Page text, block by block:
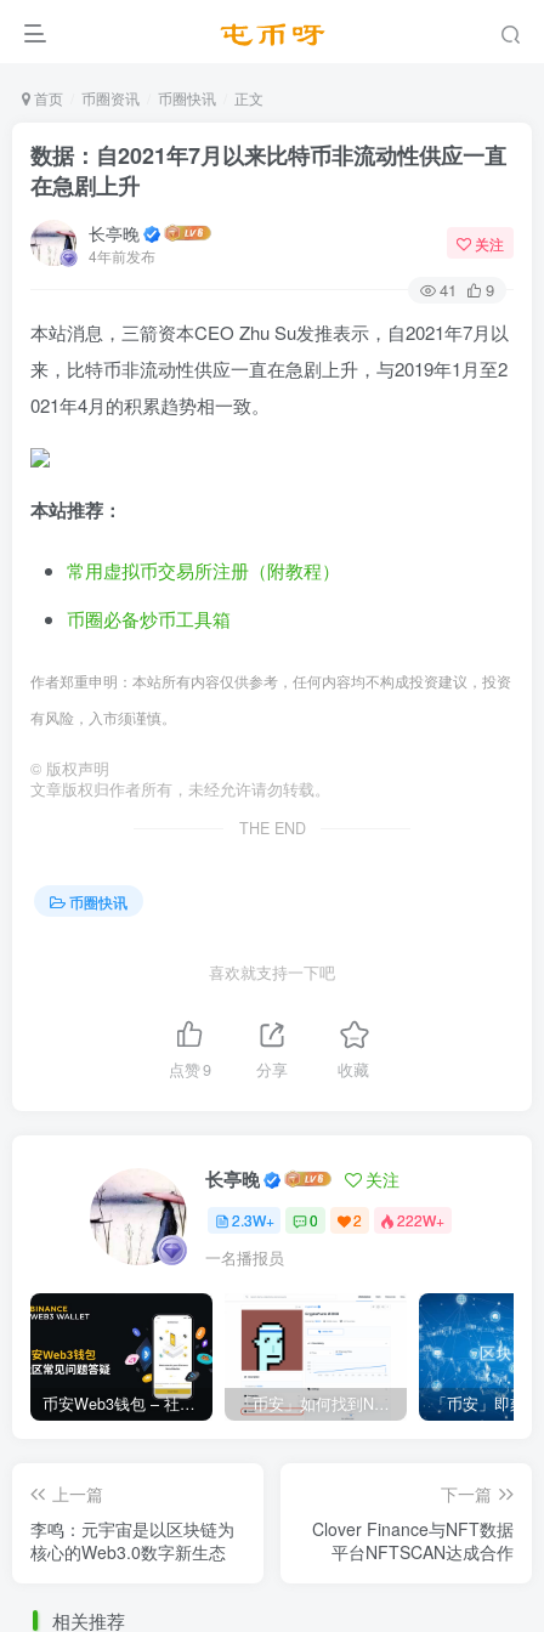
首页 币圈资讯 币圈快讯 正文
数据：自2021年7月以来比特币非流动性供应一直
在急剧上升
长亭晚
4年前发布
关注
41 9
本站消息，三箭资本CEO Zhu Su发推表示，自2021年7月以
来，比特币非流动性供应一直在急剧上升，与2019年1月至2
021年4月的积累趋势相一致。
本站推荐：
常用虚拟币交易所注册（附教程）
币圈必备炒币工具箱
作者郑重申明：本站所有内容仅供参考，任何内容均不构成投资建议，投资
有风险，入市须谨慎。
© 版权声明
文章版权归作者所有，未经允许请勿转载。
THE END
币圈快讯
喜欢就支持一下吧
点赞9 分享 收藏
长亭晚 关注
2.3W+ 0 2 222W+
一名播报员
币安Web3钱包 – 社区常见问题答疑 「币安」如何找到NFT合约地址？
上一篇
李鸣：元宇宙是以区块链为
核心的Web3.0数字新生态
下一篇
Clover Finance与NFT数据
平台NFTSCAN达成合作
相关推荐